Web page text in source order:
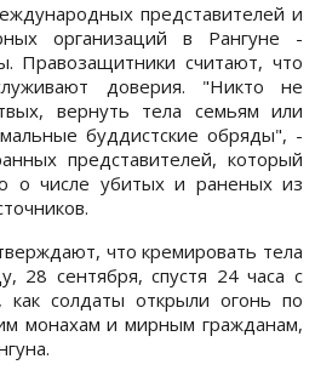
представителей и
организаций в Рангуне -
Правозащитники считают, что
доверия. "Никто не
вернуть тела семьям или
буддистские обряды", -
представителей, который
о числе убитых и раненых из
что кремировать тела
28 сентября, спустя 24 часа с
как солдаты открыли огонь по
монахам и мирным гражданам,